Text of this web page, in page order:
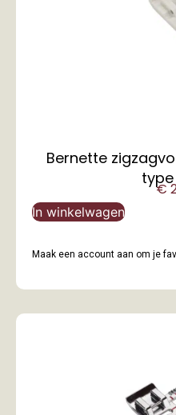
Bernette
€
In winkelwagen
Maak een account aan om je